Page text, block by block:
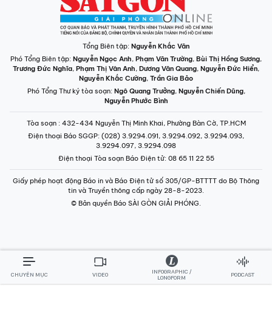
Tổng Biên tập: Nguyễn Khắc Văn
Phó Tổng Biên tập: Nguyễn Ngọc Anh, Phạm Văn Trường, Bùi Thị Hồng Sương,
Trương Đức Nghĩa, Phạm Thị Vân Anh, Dương Văn Quang, Nguyễn Đức Hiển,
Nguyễn Khắc Cường, Trần Gia Bảo
Phó Tổng Thư ký tòa soạn: Ngô Quang Trưởng, Nguyễn Chiến Dũng,
Nguyễn Phước Bình
Tòa soạn : 432-434 Nguyễn Thị Minh Khai, Phường Bàn Cờ, TP.HCM
Điện thoại Báo SGGP: (028) 3.9294.091, 3.9294.092, 3.9294.093,
3.9294.097, 3.9294.098
Điện thoại Tòa soạn Báo Điện tử: 08 65 11 22 55
Giấy phép hoạt động Báo in và Báo Điện tử số 305/GP-BTTTT do Bộ Thông
tin và Truyền thông cấp ngày 28-8-2023.
© Bản quyền Báo SÀI GÒN GIẢI PHÓNG.
CHUYÊN MỤC VIDEO
INFOGRAPHIC /
LONGFORM
PODCAST